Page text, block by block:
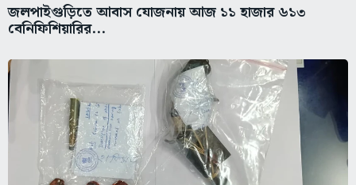
জলপাইগুড়িতে আবাস যোজনায় আজ ১১ হাজার ৬১৩
বেনিফিশিয়ারির...